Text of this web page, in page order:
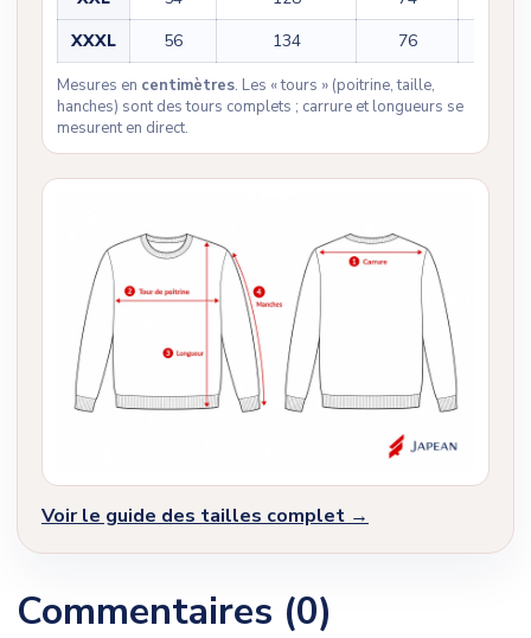
XXXL
56 134 76
Mesures en centimètres. Les « tours » (poitrine, taille,
hanches) sont des tours complets ; carrure et longueurs se
mesurent en direct.
Voir le guide des tailles complet →
Commentaires (0)